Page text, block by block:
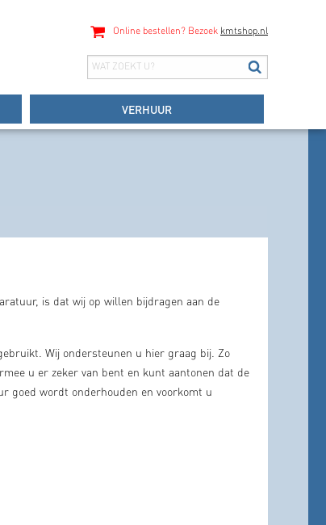
Online bestellen? Bezoek kmtshop.nl
VERHUUR
is dat wij op willen bijdragen aan de
Wij ondersteunen u hier graag bij. Zo
u er zeker van bent en kunt aantonen dat de
goed wordt onderhouden en voorkomt u